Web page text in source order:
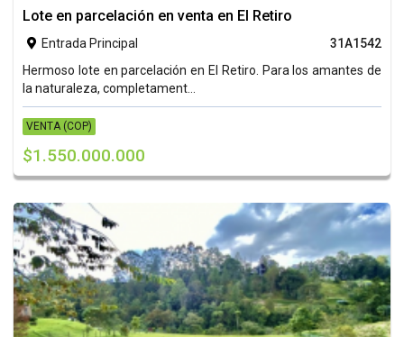
Lote en parcelación en venta en El Retiro
 Entrada Principal
31A1542
Hermoso lote en parcelación en El Retiro. Para los amantes de
la naturaleza, completament...
VENTA (COP)
$1.550.000.000